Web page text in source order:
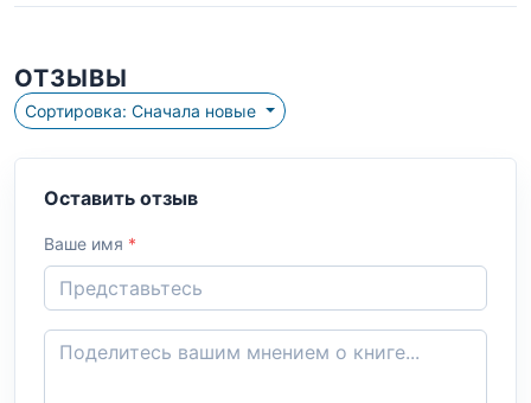
ОТЗЫВЫ
Сортировка: Сначала новые
Оставить отзыв
Ваше имя *